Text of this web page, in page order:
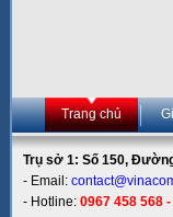
Trang chủ
Trụ sở 1: Số 150,
- Email:
- Hotline: 0967 458 568